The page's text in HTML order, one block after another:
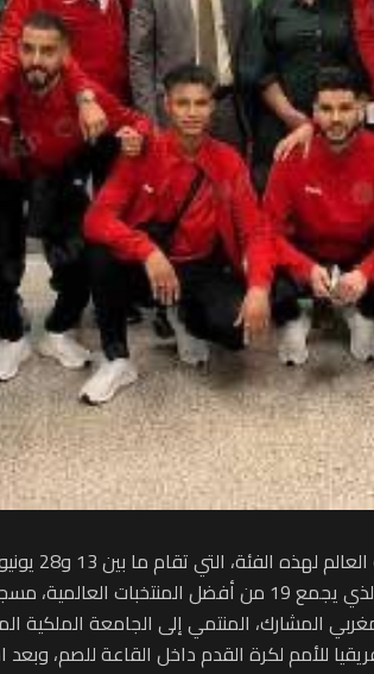
13 و28 يونيو بمدينة مونتيزيلفانو الإيطالية.
الرياضة الوطنية.
المشارك، المنتمي إلى الجامعة
للأمم لكرة القدم داخل القاعة للصم، وبعد